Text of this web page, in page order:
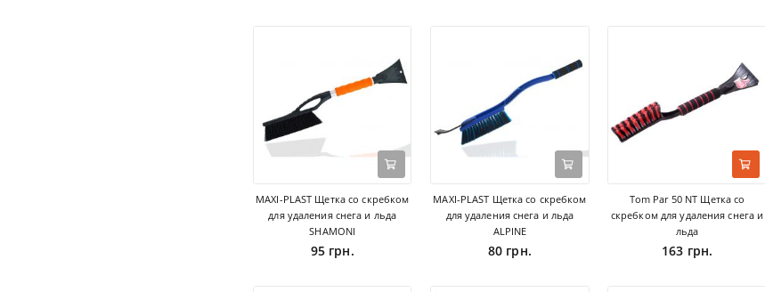
MAXI-PLAST Щетка со скребком
для удаления снега и льда
SHAMONI
95 грн.
MAXI-PLAST Щетка со скребком
для удаления снега и льда
ALPINE
80 грн.
Tom Par 50 NT Щетка со
скребком для удаления снега и
льда
163 грн.